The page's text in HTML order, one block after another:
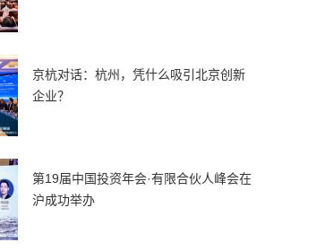
京杭对话：杭州，凭什么吸引北京创新
企业？
第19届中国投资年会·有限合伙人峰会在
沪成功举办